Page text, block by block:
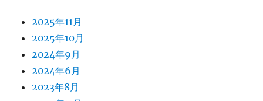
2025年11月
2025年10月
2024年9月
2024年6月
2023年8月